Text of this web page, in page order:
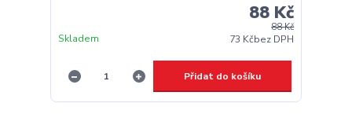
88 Kč
88 Kč
73 Kčbez DPH
Skladem
Přidat do košíku